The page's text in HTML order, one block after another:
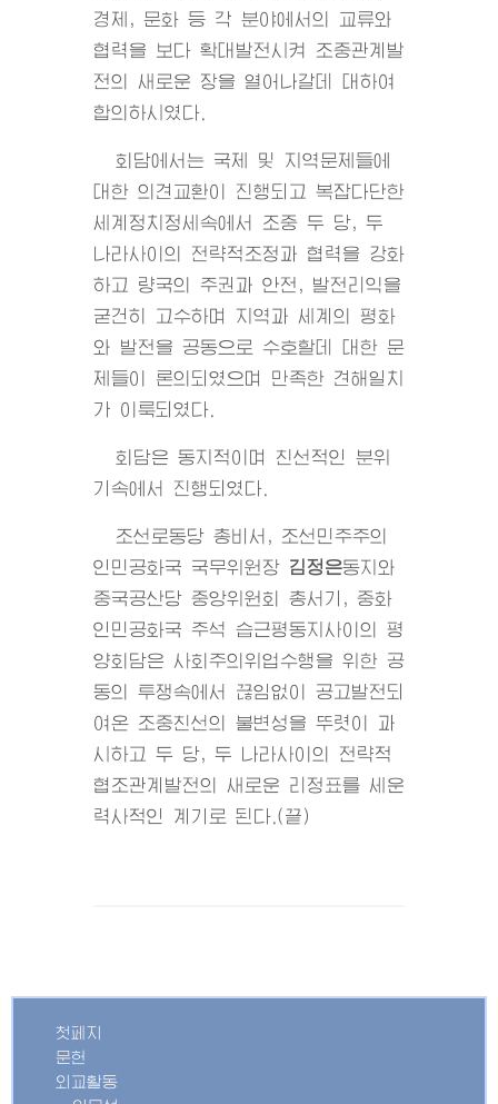
경제, 문화 등 각 분야에서의 교류와
협력을 보다 확대발전시켜 조중관계발
전의 새로운 장을 열어나갈데 대하여
합의하시였다.
회담에서는 국제 및 지역문제들에
대한 의견교환이 진행되고 복잡다단한
세계정치정세속에서 조중 두 당, 두
나라사이의 전략적조정과 협력을 강화
하고 량국의 주권과 안전, 발전리익을
굳건히 고수하며 지역과 세계의 평화
와 발전을 공동으로 수호할데 대한 문
제들이 론의되였으며 만족한 견해일치
가 이룩되였다.
회담은 동지적이며 친선적인 분위
기속에서 진행되였다.
조선로동당 총비서, 조선민주주의
인민공화국 국무위원장 김정은동지 와
중국공산당 중앙위원회 총서기, 중화
인민공화국 주석 습근평동지사이의 평
양회담은 사회주의위업수행을 위한 공
동의 투쟁속에서 끊임없이 공고발전되
여온 조중친선의 불변성을 뚜렷이 과
시하고 두 당, 두 나라사이의 전략적
협조관계발전의 새로운 리정표를 세운
력사적인 계기로 된다.(끝)
첫페지
문헌
외교활동